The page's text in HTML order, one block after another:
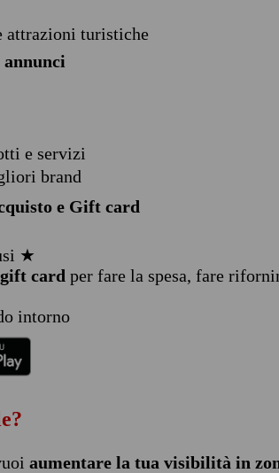
attrazioni turistiche
annunci
e servizi
brand
e Gift card
★
card per fare la spesa, fare
intorno
aumentare la tua visibilità in